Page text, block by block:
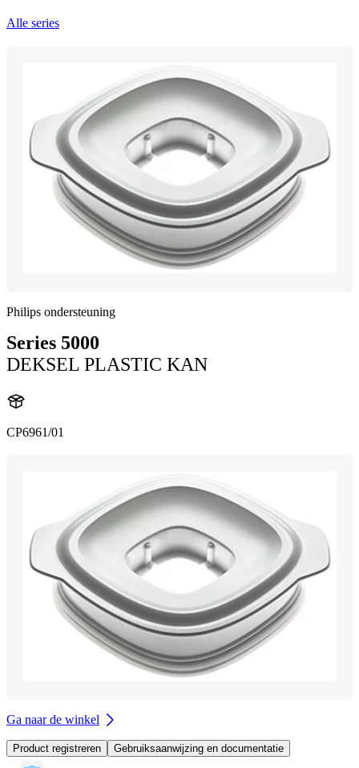
Alle series
Philips ondersteuning
Series 5000
DEKSEL PLASTIC KAN
CP6961/01
Ga naar de winkel
Product registreren Gebruiksaanwijzing en documentatie